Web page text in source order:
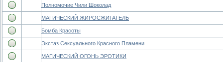
Полномочие Чили Шоколад
МАГИЧЕСКИЙ ЖИРОСЖИГАТЕЛЬ
Бомба Красоты
Экстаз Сексуального Красного Пламени
МАГИЧЕСКИЙ ОГОНЬ ЭРОТИКИ